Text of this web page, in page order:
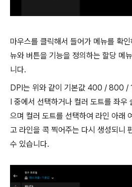
마우스를 클릭해서 들어가 메뉴를 확
뉴와 버튼을 기능을 정의하는 할당 메
니다.
DPI는 위와 같이 기본값 400 / 800
I 중에서 선택하거나 컬러 도트를 좌우
으며 컬러 도트를 선택하여 라인 아래
고 라인을 콕 찍어주는 다시 생성되니
수 있습니다.